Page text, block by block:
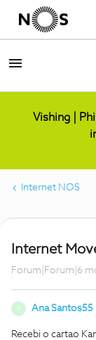
Vishing |
Internet NOS
Internet
Forum|Forum|6
A Ana Santos55
Recebi o cartao